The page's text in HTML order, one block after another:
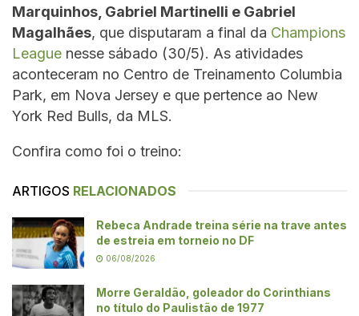
Marquinhos, Gabriel Martinelli e Gabriel
Magalhães, que disputaram a final da Champions
League nesse sábado (30/5). As atividades
aconteceram no Centro de Treinamento Columbia
Park, em Nova Jersey e que pertence ao New
York Red Bulls, da MLS.
Confira como foi o treino:
ARTIGOS RELACIONADOS
Rebeca Andrade treina série na trave antes
de estreia em torneio no DF
06/08/2026
Morre Geraldão, goleador do Corinthians
no título do Paulistão de 1977